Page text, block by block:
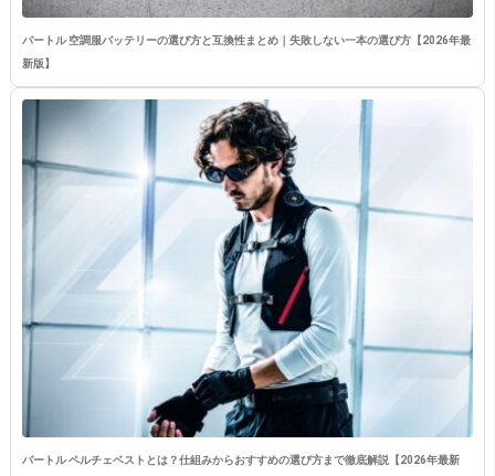
バートル 空調服バッテリーの選び方と互換性まとめ｜失敗しない一本の選び方【2026年最
新版】
バートル ペルチェベストとは？仕組みからおすすめの選び方まで徹底解説【2026年最新